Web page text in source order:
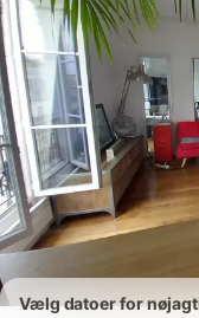
Vælg datoer for